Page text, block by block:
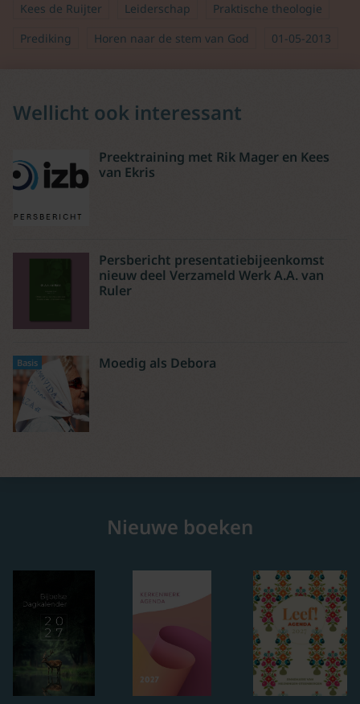
Kees de Ruijter Leiderschap
Praktische theologie
Prediking
Horen naar de stem van God 01-05-2013
Wellicht ook interessant
Preektraining met Rik Mager en Kees
van Ekris
Persbericht presentatiebijeenkomst
nieuw deel Verzameld Werk A.A. van
Ruler
Basis Moedig als Debora
Nieuwe boeken